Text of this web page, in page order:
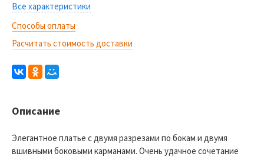
Все характеристики
Способы оплаты
Расчитать стоимость доставки
Описание
Элегантное платье с двумя разрезами по бокам и двумя
вшивными боковыми карманами. Очень удачное сочетание